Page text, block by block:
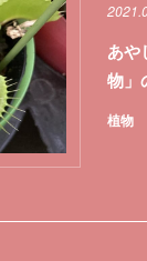
植物
あや
物」